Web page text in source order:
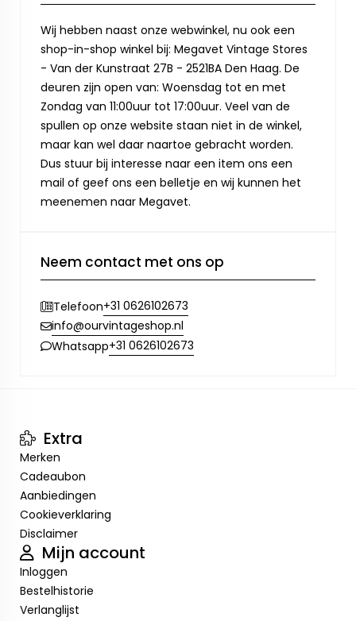
Wij hebben naast onze webwinkel, nu ook een
shop-in-shop winkel bij: Megavet Vintage Stores
- Van der Kunstraat 27B - 2521BA Den Haag. De
deuren zijn open van: Woensdag tot en met
Zondag van 11:00uur tot 17:00uur. Veel van de
spullen op onze website staan niet in de winkel,
maar kan wel daar naartoe gebracht worden.
Dus stuur bij interesse naar een item ons een
mail of geef ons een belletje en wij kunnen het
meenemen naar Megavet.
Neem contact met ons op
Telefoon+31 0626102673
info@ourvintageshop.nl
Whatsapp+31 0626102673
Extra
Merken
Cadeaubon
Aanbiedingen
Cookieverklaring
Disclaimer
Mijn account
Inloggen
Bestelhistorie
Verlanglijst